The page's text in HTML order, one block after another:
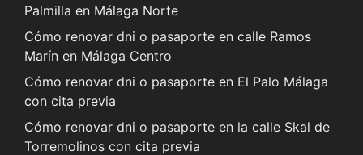
Palmilla en Málaga Norte
Cómo renovar dni o pasaporte en calle Ramos
Marín en Málaga Centro
Cómo renovar dni o pasaporte en El Palo Málaga
con cita previa
Cómo renovar dni o pasaporte en la calle Skal de
Torremolinos con cita previa